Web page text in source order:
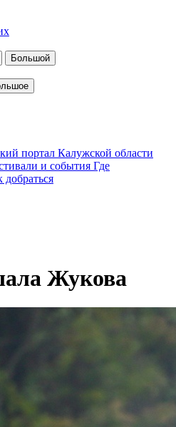
Большой
и события Где
добраться
Жукова